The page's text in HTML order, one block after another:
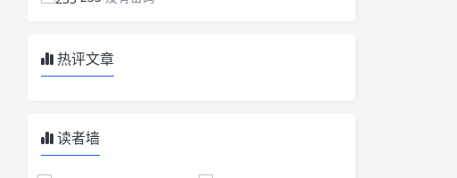
热评文章
读者墙